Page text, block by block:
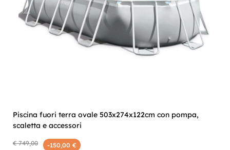
Piscina fuori terra ovale 503x274x122cm con pompa,
scaletta e accessori
€ 749,00 -150,00 €